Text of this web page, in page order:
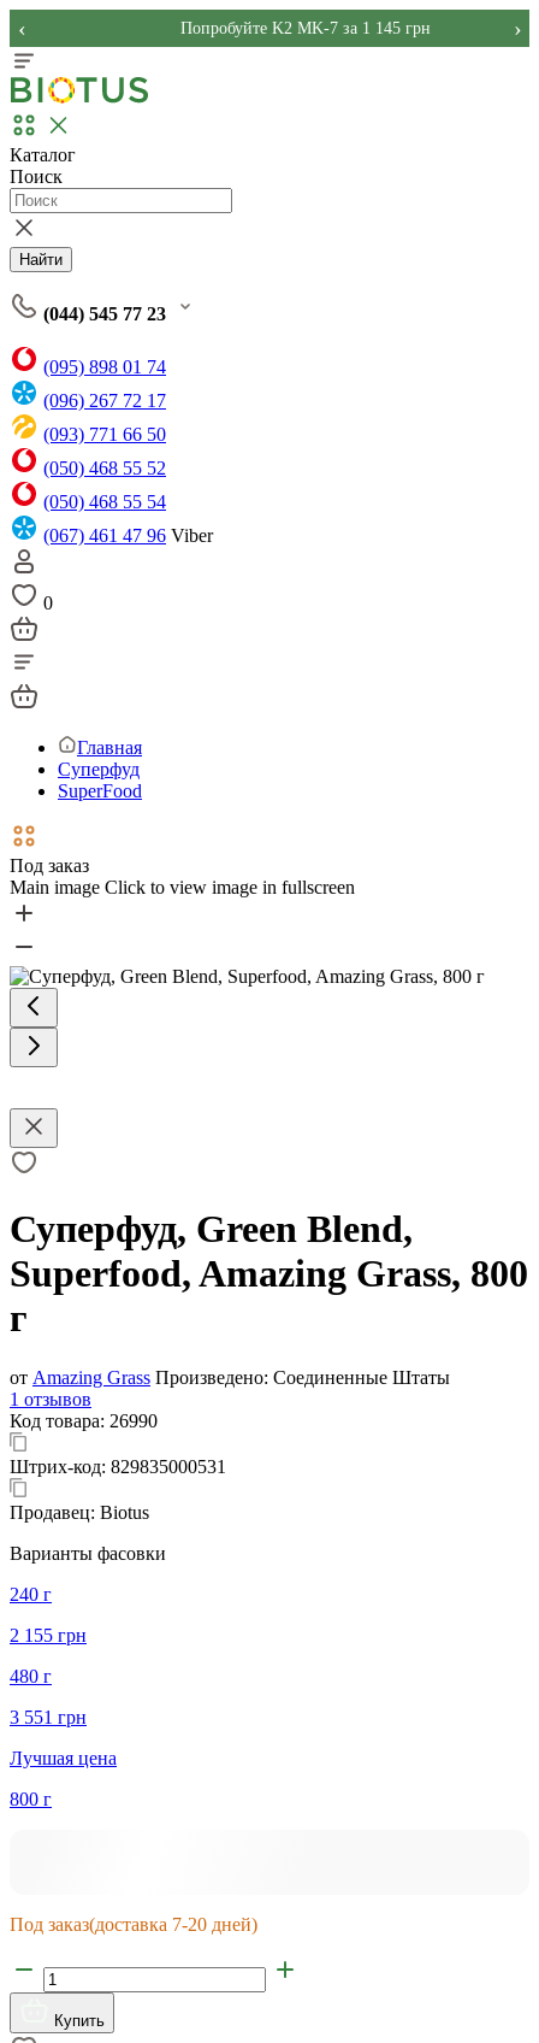
Попробуйте K2 MK-7 за 1 145 грн
‹ ›
Каталог
Поиск
Найти
(044) 545 77 23
(095) 898 01 74
(096) 267 72 17
(093) 771 66 50
(050) 468 55 52
(050) 468 55 54
(067) 461 47 96 Viber
0
Главная
Суперфуд
SuperFood
Под заказ
Main image Click to view image in fullscreen
Суперфуд, Green Blend,
Superfood, Amazing Grass, 800
г
от Amazing Grass Произведено: Соединенные Штаты
1 отзывов
Код товара: 26990
Штрих-код: 829835000531
Продавец: Biotus
Варианты фасовки
240 г
2 155 грн
480 г
3 551 грн
Лучшая цена
800 г
Под заказ(доставка 7-20 дней)
Купить